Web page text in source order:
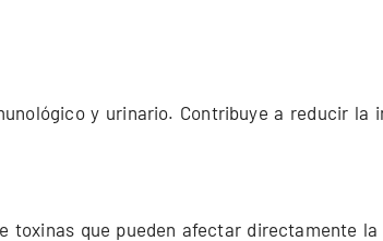
y urinario. Contribuye a reducir
que pueden afectar directamente